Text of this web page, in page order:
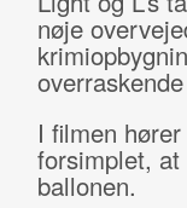
nøje
I filmen
forsimplet,
ballonen.